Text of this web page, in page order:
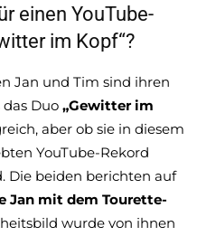
einen YouTube-
im Kopf“?
Jan und Tim sind ihren
Duo „Gewitter im
aber ob sie in diesem
YouTube-Rekord
Die beiden berichten auf
Jan mit dem Tourette-
wurde von ihnen